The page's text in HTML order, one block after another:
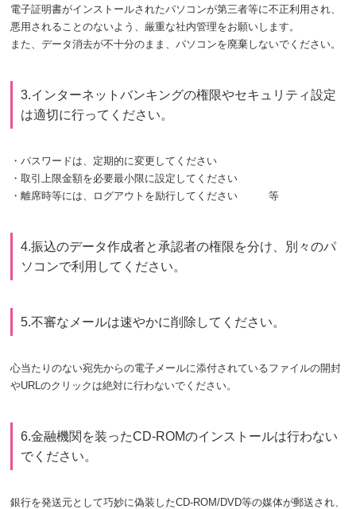
電子証明書がインストールされたパソコンが第三者等に不正利用され、
悪用されることのないよう、厳重な社内管理をお願いします。
また、データ消去が不十分のまま、パソコンを廃棄しないでください。
3.インターネットバンキングの権限やセキュリティ設定
は適切に行ってください。
・パスワードは、定期的に変更してください
・取引上限金額を必要最小限に設定してください
・離席時等には、ログアウトを励行してください 等
4.振込のデータ作成者と承認者の権限を分け、別々のパ
ソコンで利用してください。
5.不審なメールは速やかに削除してください。
心当たりのない宛先からの電子メールに添付されているファイルの開封
やURLのクリックは絶対に行わないでください。
6.金融機関を装ったCD-ROMのインストールは行わない
でください。
銀行を発送元として巧妙に偽装したCD-ROM/DVD等の媒体が郵送され、